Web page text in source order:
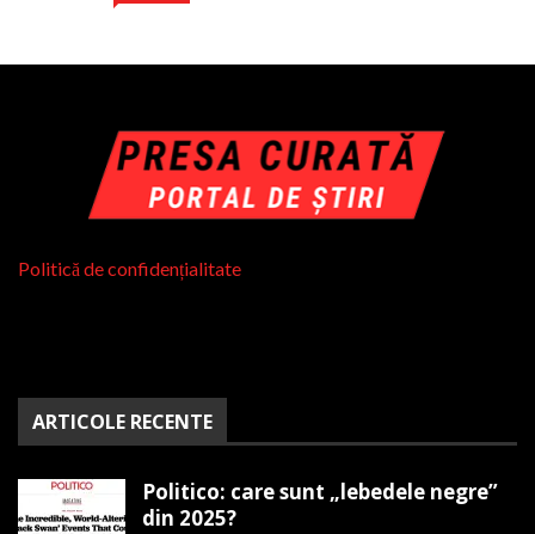
Politică de confidențialitate
ARTICOLE RECENTE
Politico: care sunt „lebedele negre”
din 2025?